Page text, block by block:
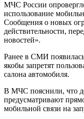
МЧС России
использование
Сообщения о новых
действительности,
новостей».
Ранее в СМИ
якобы запретят
салона автомобиля.
В МЧС пояснили, что
предусматривают
мобильной связи на